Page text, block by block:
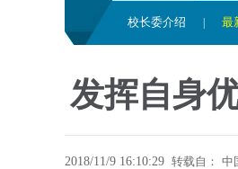
校长委介绍 最
发挥自身
2018/11/9 16:10:29 转载自： 中